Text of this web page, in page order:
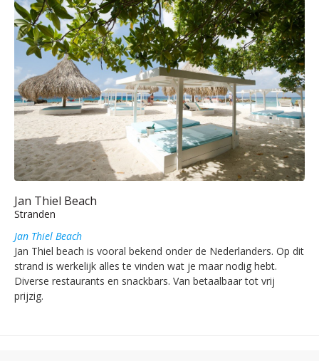
Jan Thiel Beach
Stranden
Jan Thiel Beach
Jan Thiel beach is vooral bekend onder de Nederlanders. Op dit
strand is werkelijk alles te vinden wat je maar nodig hebt.
Diverse restaurants en snackbars. Van betaalbaar tot vrij
prijzig.